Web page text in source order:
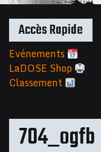
704_ogfb
Accès Rapide
Evénements
LaDOSE Shop
Classement